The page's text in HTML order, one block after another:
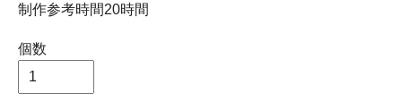
制作参考時間20時間
個数